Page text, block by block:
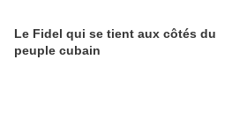
Le Fidel qui se tient aux côtés du
peuple cubain